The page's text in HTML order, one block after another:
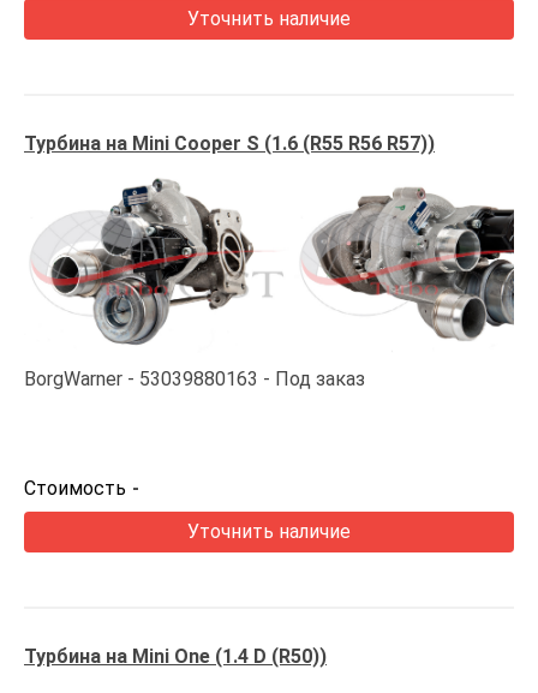
Уточнить наличие
Турбина на Mini Cooper S (1.6 (R55 R56 R57))
BorgWarner 53039880163 Под заказ
Стоимость -
Уточнить наличие
Турбина на Mini One (1.4 D (R50))